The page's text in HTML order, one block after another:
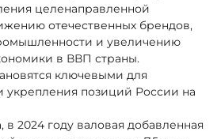
целенаправленной
отечественных брендов,
и увеличению
в ВВП страны.
ключевыми для
укрепления позиций России на
в 2024 году валовая добавленная